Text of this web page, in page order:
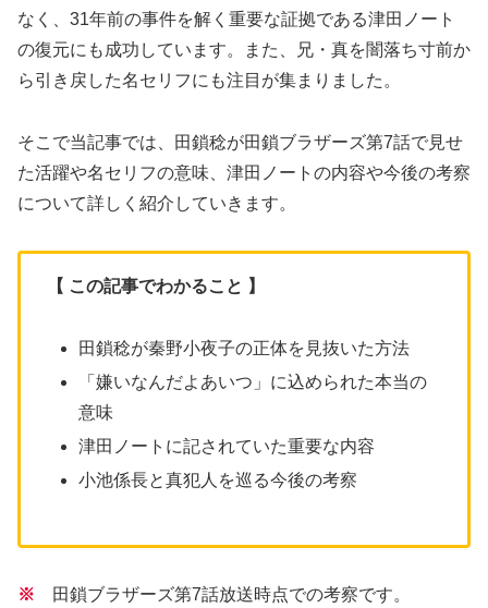
なく、31年前の事件を解く重要な証拠である津田ノート
の復元にも成功しています。また、兄・真を闇落ち寸前か
ら引き戻した名セリフにも注目が集まりました。
そこで当記事では、田鎖稔が田鎖ブラザーズ第7話で見せ
た活躍や名セリフの意味、津田ノートの内容や今後の考察
について詳しく紹介していきます。
【 この記事でわかること 】
田鎖稔が秦野小夜子の正体を見抜いた方法
「嫌いなんだよあいつ」に込められた本当の
意味
津田ノートに記されていた重要な内容
小池係長と真犯人を巡る今後の考察
※ 田鎖ブラザーズ第7話放送時点での考察です。